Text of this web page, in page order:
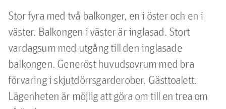
Stor fyra med två balkonger, en i öster och en i
väster. Balkongen i väster är inglasad. Stort
vardagsum med utgång till den inglasade
balkongen. Generöst huvudsovrum med bra
förvaring i skjutdörrsgarderober. Gästtoalett.
Lägenheten är möjlig att göra om till en trea om